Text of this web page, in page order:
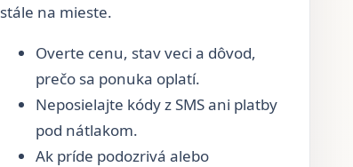
stále na mieste.
Overte cenu, stav veci a dôvod,
prečo sa ponuka oplatí.
Neposielajte kódy z SMS ani platby
pod nátlakom.
Ak príde podozrivá alebo